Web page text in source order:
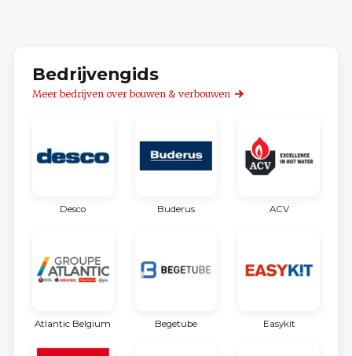
Bedrijvengids
Meer bedrijven over bouwen & verbouwen
Desco Buderus ACV
Atlantic Belgium Begetube Easykit